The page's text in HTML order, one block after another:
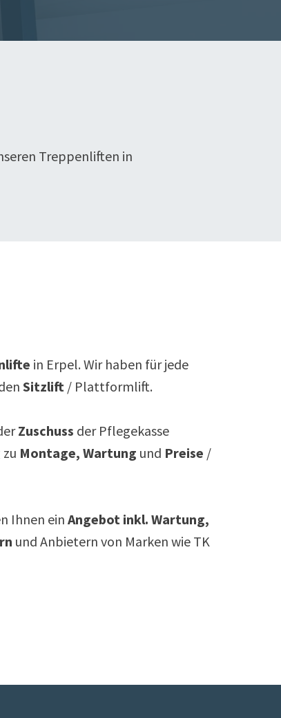
Treppenliften in
in Erpel. Wir haben für jede
Sitzlift / Plattformlift.
Zuschuss der Pflegekasse
Montage, Wartung und Preise /
Ihnen ein Angebot inkl. Wartung,
und Anbietern von Marken wie TK